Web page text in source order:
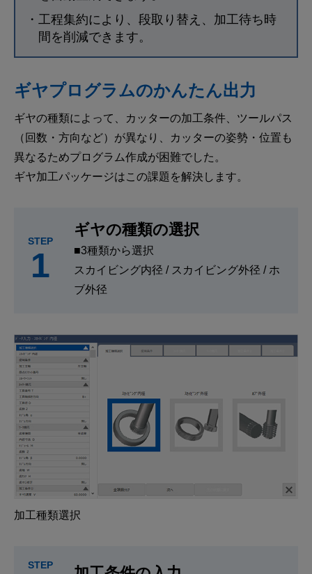
・工程集約により、段取り替え、加工待ち時
間を削減できます。
ギヤプログラムのかんたん出力
ギヤの種類によって、カッターの加工条件、ツールパス
（回数・方向など）が異なり、カッターの姿勢・位置も
異なるためプログラム作成が困難でした。
ギヤ加工パッケージはこの課題を解決します。
STEP
1
ギヤの種類の選択
■3種類から選択
スカイビング内径 / スカイビング外径 / ホ
ブ外径
加工種類選択
STEP